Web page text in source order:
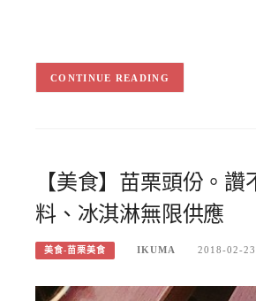
CONTINUE READING
【美食】苗栗頭份。
料、冰淇淋無限供應
美食-苗栗美食 IKUMA 2018-02-23